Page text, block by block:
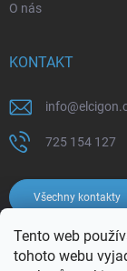
Tento web
tohoto webu
O nás
KONTAKT
info@
725 154 127
Všechny kontakty